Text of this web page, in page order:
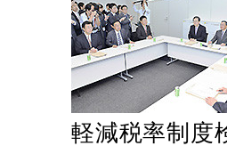
軽減税率制度